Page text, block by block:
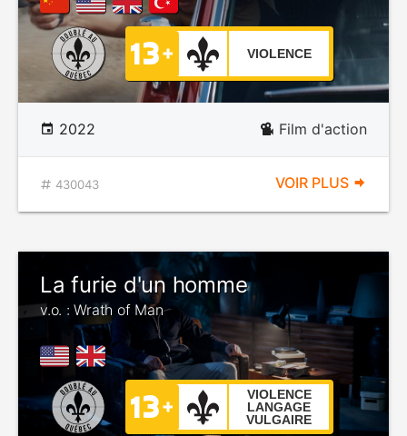
VIOLENCE
2022 Film d'action
430043 VOIR PLUS
La furie d'un homme
v.o. : Wrath of Man
VIOLENCE
LANGAGE
VULGAIRE